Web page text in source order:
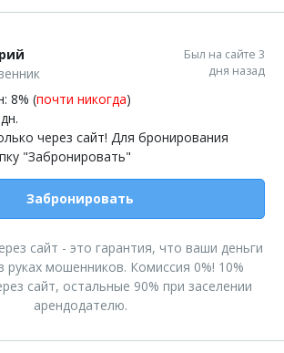
Был на сайте 3
дня назад
8% (почти никогда)
через сайт! Для бронирования
"Забронировать"
Забронировать
сайт - это гарантия, что ваши деньги
руках мошенников. Комиссия 0%! 10%
сайт, остальные 90% при заселении
арендодателю.